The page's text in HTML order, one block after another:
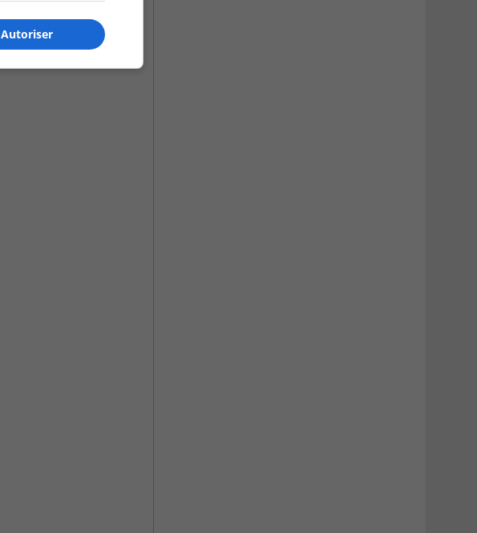
Autoriser